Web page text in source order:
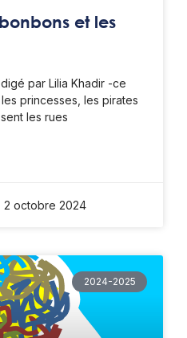
et les
par Lilia Khadir -ce
princesses, les pirates
les rues
2 octobre 2024
2024-2025